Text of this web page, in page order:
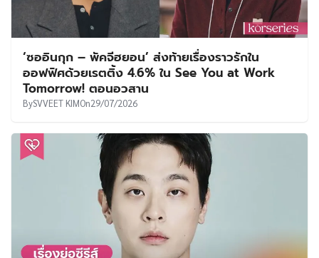
‘ซออินกุก – พัคจีฮยอน’ ส่งท้ายเรื่องราวรักใน
ออฟฟิศด้วยเรตติ้ง 4.6% ใน See You at Work
Tomorrow! ตอนอวสาน
BySVVEET KIMOn29/07/2026